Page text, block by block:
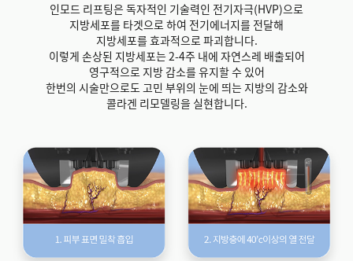
인모드 리프팅은 독자적인 기술력인 전기자극(HVP)으로
지방세포를 타겟으로 하여 전기에너지를 전달해
지방세포를 효과적으로 파괴합니다.
이렇게 손상된 지방세포는 2-4주 내에 자연스레 배출되어
영구적으로 지방 감소를 유지할 수 있어
한번의 시술만으로도 고민 부위의 눈에 띄는 지방의 감소와
콜라겐 리모델링을 실현합니다.